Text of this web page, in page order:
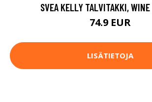
SVEA KELLY TALVITAKKI, WINE
74.9 EUR
LISÄTIETOJA